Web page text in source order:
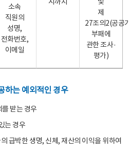
소속
직원의
성명,
전화번호,
이메일
시까지
및
제
27조의2(공공
부패에
관한 조사·
평가)
하는 예외적인 경우
받는 경우
는 경우
급박한 생명, 신체, 재산의 이익을 위하여